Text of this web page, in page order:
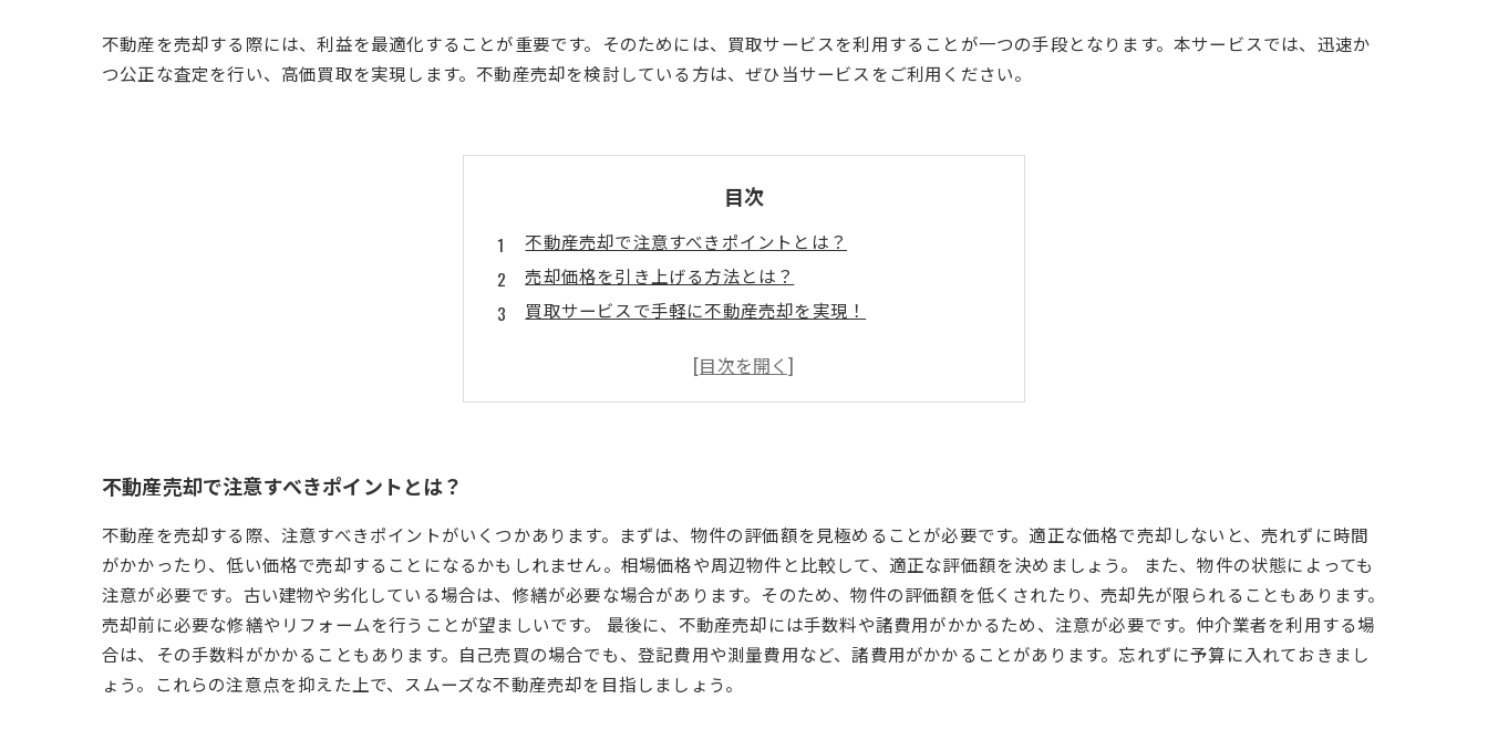
不動産を売却する際には、利益を最適化することが重要です。そのためには、買取サービスを利用することが一つの手段となります。本サービスでは、迅速か
つ公正な査定を行い、高価買取を実現します。不動産売却を検討している方は、ぜひ当サービスをご利用ください。
目次
不動産売却で注意すべきポイントとは？
売却価格を引き上げる方法とは？
買取サービスで手軽に不動産売却を実現！
不動産売却において失敗しないために知っておくべきこと
不動産売却で注意すべきポイントとは？
不動産を売却する際、注意すべきポイントがいくつかあります。まずは、物件の評価額を見極めることが必要です。適正な価格で売却しないと、売れずに時間
がかかったり、低い価格で売却することになるかもしれません。相場価格や周辺物件と比較して、適正な評価額を決めましょう。 また、物件の状態によっても
注意が必要です。古い建物や劣化している場合は、修繕が必要な場合があります。そのため、物件の評価額を低くされたり、売却先が限られることもあります。
売却前に必要な修繕やリフォームを行うことが望ましいです。 最後に、不動産売却には手数料や諸費用がかかるため、注意が必要です。仲介業者を利用する場
合は、その手数料がかかることもあります。自己売買の場合でも、登記費用や測量費用など、諸費用がかかることがあります。忘れずに予算に入れておきまし
ょう。これらの注意点を抑えた上で、スムーズな不動産売却を目指しましょう。